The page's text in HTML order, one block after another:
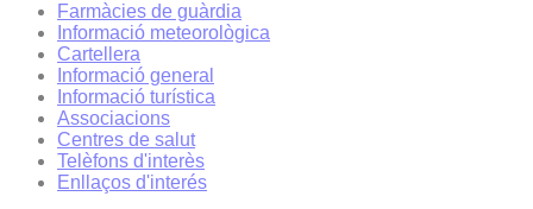
Farmàcies de guàrdia
Informació meteorològica
Cartellera
Informació general
Informació turística
Associacions
Centres de salut
Telèfons d'interès
Enllaços d'interés